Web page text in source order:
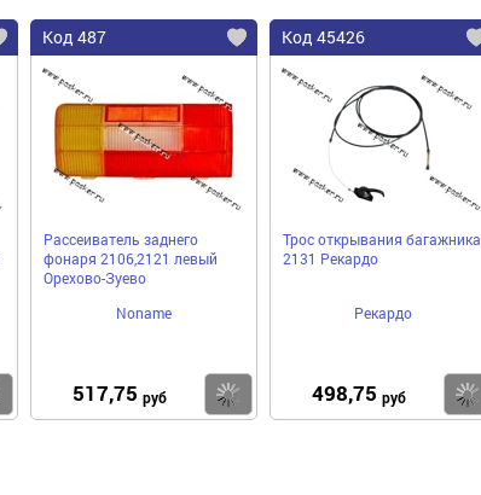
Купить
Код 487
Рассеиватель заднего
фонаря 2106,2121 левый
Орехово-Зуево
Noname
517,75 руб Купить
Код 45426
Трос открывания багажника
2131 Рекардо
Рекардо
498,75 руб